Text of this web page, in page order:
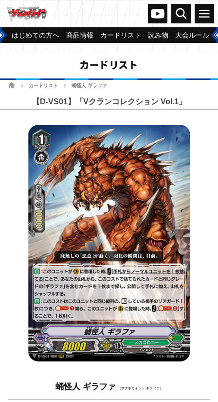
ヴァンガードch
検索 メニュー
はじめての方へ 商品情報 カードリスト 読み物 大会ルール
カードリスト
ホームカードリスト 蛹怪人 ギラファ
【D-VS01】「Vクランコレクション Vol.1」
蛹怪人 ギラファ （サナギカイジン ギラファ）